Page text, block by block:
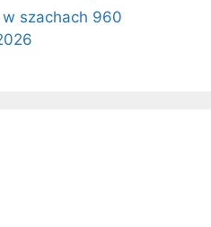
szachach 960